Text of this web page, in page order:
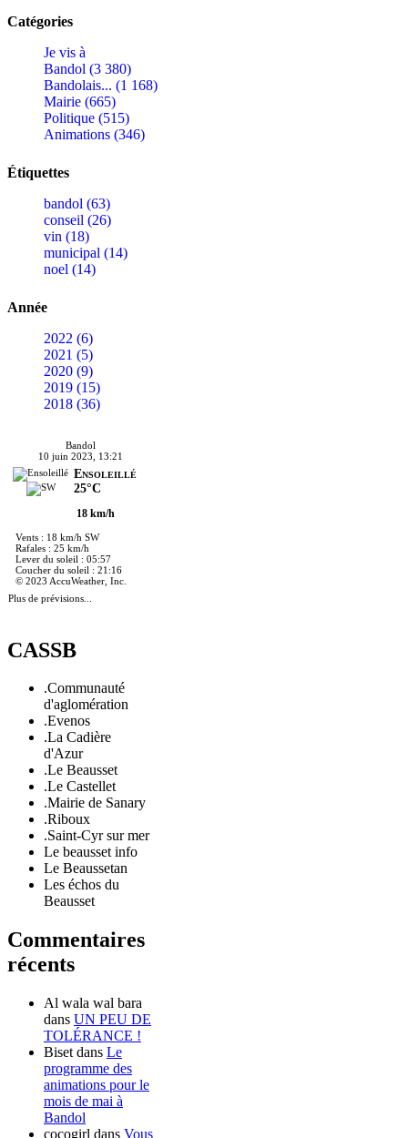
Catégories
Je vis à
Bandol (3 380)
Bandolais... (1 168)
Mairie (665)
Politique (515)
Animations (346)
Étiquettes
bandol (63)
conseil (26)
vin (18)
municipal (14)
noel (14)
Année
2022 (6)
2021 (5)
2020 (9)
2019 (15)
2018 (36)
Bandol
10 juin 2023, 13:21
Ensoleillé
25°C
18 km/h
Vents : 18 km/h SW
Rafales : 25 km/h
Lever du soleil : 05:57
Coucher du soleil : 21:16
© 2023 AccuWeather, Inc.
Plus de prévisions...
CASSB
.Communauté
d'aglomération
.Evenos
.La Cadière
d'Azur
.Le Beausset
.Le Castellet
.Mairie de Sanary
.Riboux
.Saint-Cyr sur mer
Le beausset info
Le Beaussetan
Les échos du
Beausset
Commentaires
récents
Al wala wal bara
dans UN PEU DE
TOLÉRANCE !
Biset dans Le
programme des
animations pour le
mois de mai à
Bandol
cocogirl dans Vous